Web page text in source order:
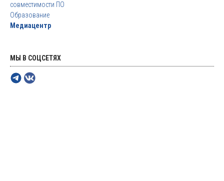
совместимости ПО
Образование
Медиацентр
МЫ В СОЦСЕТЯХ